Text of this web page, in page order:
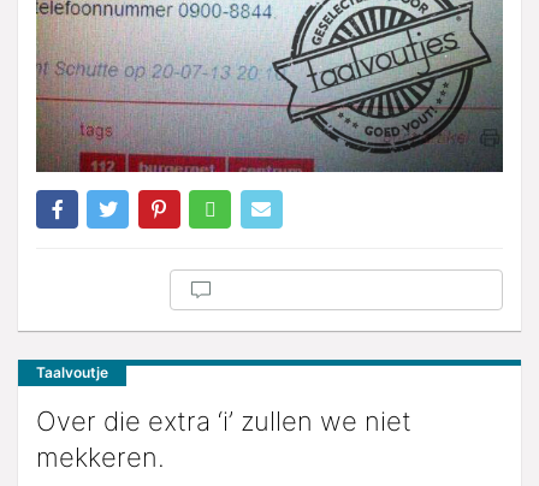
Taalvoutje
Over die extra ‘i’ zullen we niet
mekkeren.